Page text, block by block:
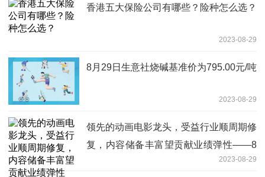
香港五大保险公司有哪些？险种怎么选？
2023-08-29
8月29日生意社烧碱基准价为795.00元/吨
2023-08-29
领先的动画电影龙头，受益行业顺周期修
复，内容储备丰富望贡献业绩弹性——8
2023-08-29